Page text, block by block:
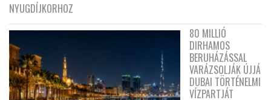
NYUGDÍJKORHOZ
80 MILLIÓ
DIRHAMOS
BERUHÁZÁSSAL
VARÁZSOLJÁK ÚJJÁ
DUBAI TÖRTÉNELMI
VÍZPARTJÁT